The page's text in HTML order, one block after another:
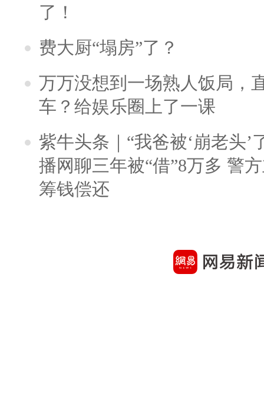
了！
费大厨“塌房”了？
万万没想到一场熟人饭局，
车？给娱乐圈上了一课
紫牛头条｜“我爸被‘崩老头’
播网聊三年被“借”8万多 警
筹钱偿还